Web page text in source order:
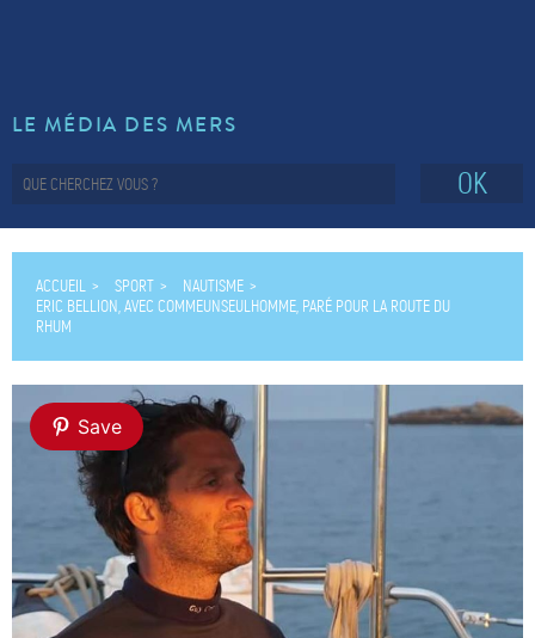
LE MÉDIA DES MERS
OK
ACCUEIL SPORT
NAUTISME
ERIC BELLION, AVEC COMMEUNSEULHOMME, PARÉ POUR LA ROUTE DU
RHUM
Save